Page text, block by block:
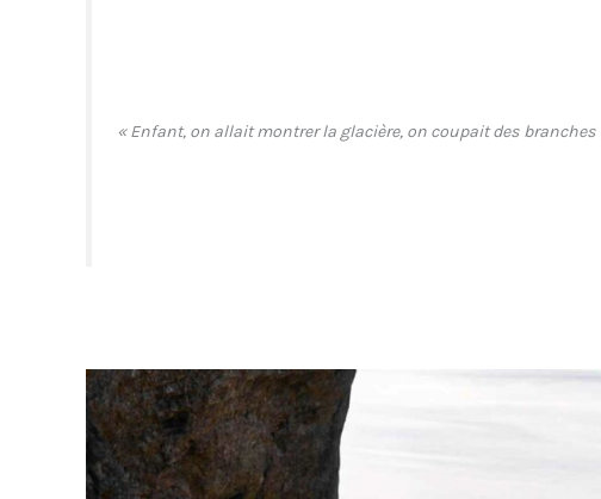
« Enfant, on allait montrer la glacière, on coupait des